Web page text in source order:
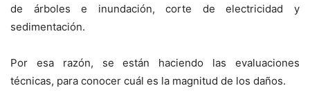
de árboles e inundación, corte de electricidad y
sedimentación.
Por esa razón, se están haciendo las evaluaciones
técnicas, para conocer cuál es la magnitud de los daños.